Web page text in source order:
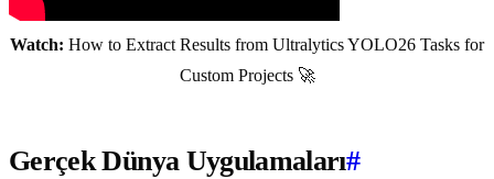
Watch: How to Extract Results from Ultralytics YOLO26 Tasks for
Custom Projects 🚀
Gerçek Dünya Uygulamaları#